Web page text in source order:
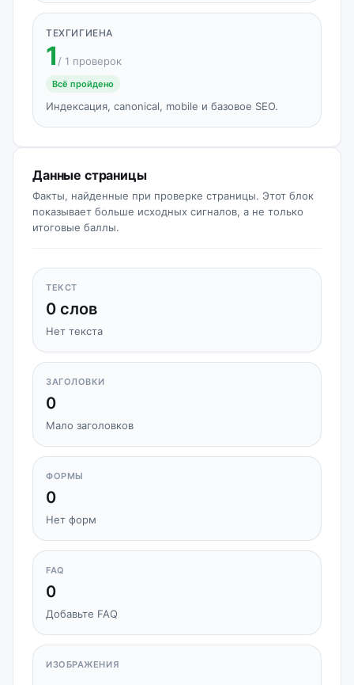
ТЕХГИГИЕНА
1 / 1 проверок
Всё пройдено
Индексация, canonical, mobile и базовое SEO.
Данные страницы
Факты, найденные при проверке страницы. Этот блок
показывает больше исходных сигналов, а не только
итоговые баллы.
ТЕКСТ
0 слов
Нет текста
ЗАГОЛОВКИ
0
Мало заголовков
ФОРМЫ
0
Нет форм
FAQ
0
Добавьте FAQ
ИЗОБРАЖЕНИЯ